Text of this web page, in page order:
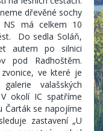
dřevěné sochy
má celkem 10
Do sedla Soláň,
autem po silnici
pod Radhoštěm.
ve které je
valašských
okolí IC spatříme
Čarták se napojíme
zastavení „U